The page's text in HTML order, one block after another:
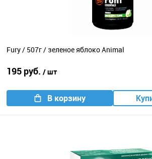
Fury / 507г / зеленое яблоко Animal
195 руб. / шт
В корзину